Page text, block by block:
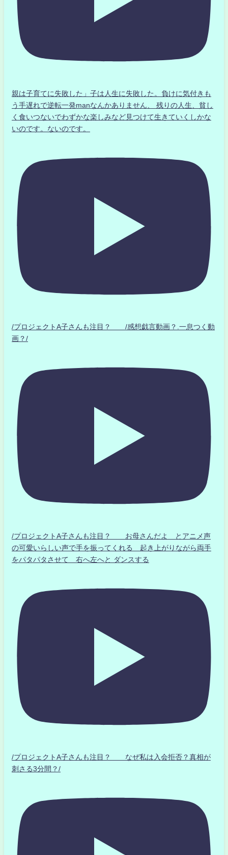
親は子育てに失敗した」子は人生に失敗した。負けに気付きも
う手遅れで逆転一発manなんかありません、 残りの人生、貧し
く食いつないでわずかな楽しみなど見つけて生きていくしかな
いのです。ないのです。
/プロジェクトA子さんも注目？ /感想戯言動画？.一息つく動
画？/
/プロジェクトA子さんも注目？ お母さんだよ とアニメ声
の可愛いらしい声で手を振ってくれる 起き上がりながら両手
をパタパタさせて 右へ左へと ダンスする
/プロジェクトA子さんも注目？ なぜ私は入会拒否？真相が
刺さる3分間？/